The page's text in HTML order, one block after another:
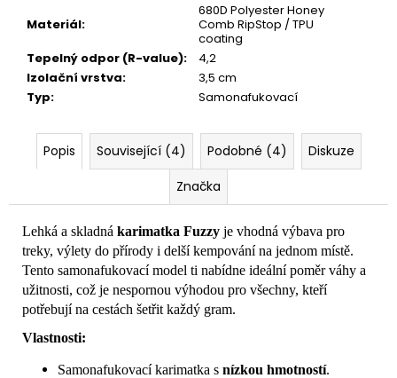
Materiál:
680D Polyester Honey
Comb RipStop / TPU
coating
Tepelný odpor (R-value):
4,2
Izolační vrstva:
3,5 cm
Typ: Samonafukovací
Popis Související (4) Podobné (4)
Diskuze
Značka
Lehká a skladná karimatka Fuzzy je vhodná výbava pro
treky, výlety do přírody i delší kempování na jednom místě.
Tento samonafukovací model ti nabídne ideální poměr váhy a
užitnosti, což je nespornou výhodou pro všechny, kteří
potřebují na cestách šetřit každý gram.
Vlastnosti:
Samonafukovací karimatka s nízkou hmotností.